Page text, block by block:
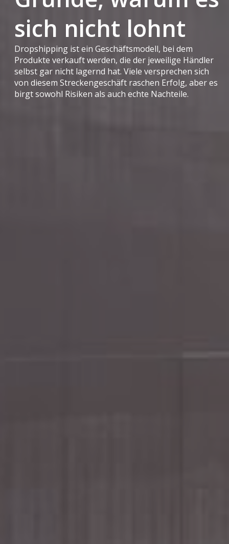
sich nicht lohnt
Dropshipping ist ein Geschäftsmodell, bei dem
Produkte verkauft werden, die der jeweilige Händler
selbst gar nicht lagernd hat. Viele versprechen sich
von diesem Streckengeschäft raschen Erfolg, aber es
birgt sowohl Risiken als auch echte Nachteile.